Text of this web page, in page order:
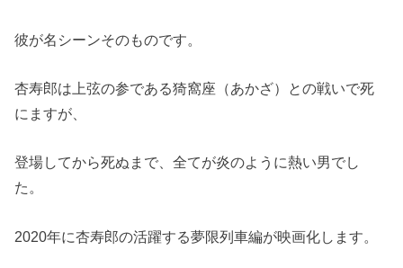
彼が名シーンそのものです。
杏寿郎は上弦の参である猗窩座（あかざ）との戦いで死
にますが、
登場してから死ぬまで、全てが炎のように熱い男でし
た。
2020年に杏寿郎の活躍する夢限列車編が映画化します。